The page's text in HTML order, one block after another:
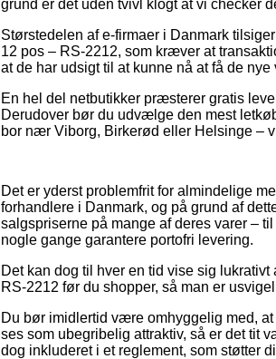
grund er det uden tvivl klogt at vi checker
Størstedelen af e-firmaer i Danmark
12 pos – RS-2212, som kræver at
at de har udsigt til at kunne nå at få de
En hel del netbutikker præsterer gratis
Derudover bør du udvælge den mest
bor nær Viborg, Birkerød eller Helsinge –
Det er yderst problemfrit for almindelige
forhandlere i Danmark, og på grund af
salgspriserne på mange af deres varer –
nogle gange garantere portofri levering.
Det kan dog til hver en tid vise sig
RS-2212 før du shopper, så man er
Du bør imidlertid være omhyggelig med,
ses som ubegribelig attraktiv, så er det tit
dog inkluderet i et reglement, som støtter